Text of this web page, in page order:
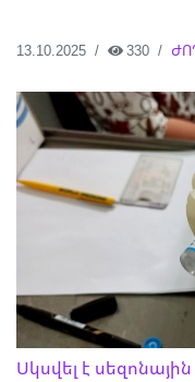
13.10.2025 330
Սկսվել է